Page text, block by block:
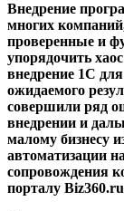
Внедрение
многих
проверенные и
упорядочить
внедрение 1С
ожидаемого
совершили ряд
внедрении и
малому бизнесу
автоматизации
сопровождения
порталу